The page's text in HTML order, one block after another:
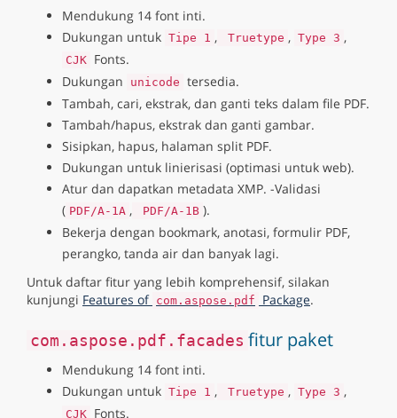
Mendukung 14 font inti.
Dukungan untuk Tipe 1 , Truetype , Type 3 ,
CJK Fonts.
Dukungan
unicode tersedia.
Tambah, cari, ekstrak, dan ganti teks dalam file PDF.
Tambah/hapus, ekstrak dan ganti gambar.
Sisipkan, hapus, halaman split PDF.
Dukungan untuk linierisasi (optimasi untuk web).
Atur dan dapatkan metadata XMP. -Validasi
( PDF/A-1A , PDF/A-1B ).
Bekerja dengan bookmark, anotasi, formulir PDF,
perangko, tanda air dan banyak lagi.
Untuk daftar fitur yang lebih komprehensif, silakan
kunjungi Features of com.aspose.pdf Package.
com.aspose.pdf.facades fitur paket
Mendukung 14 font inti.
Dukungan untuk Tipe 1 , Truetype , Type 3 ,
CJK Fonts.